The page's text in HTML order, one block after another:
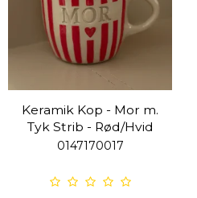
Keramik Kop - Mor m.
Tyk Strib - Rød/Hvid
0147170017